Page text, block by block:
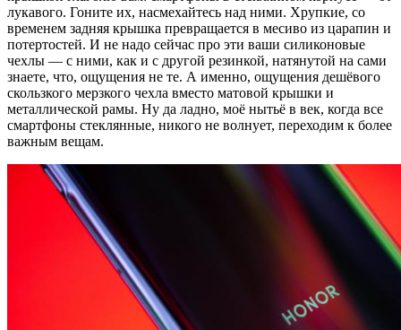
лукавого. Гоните их, насмехайтесь над ними. Хрупкие, со
временем задняя крышка превращается в месиво из царапин и
потертостей. И не надо сейчас про эти ваши силиконовые
чехлы — с ними, как и с другой резинкой, натянутой на сами
знаете, что, ощущения не те. А именно, ощущения дешёвого
скользкого мерзкого чехла вместо матовой крышки и
металлической рамы. Ну да ладно, моё нытьё в век, когда все
смартфоны стеклянные, никого не волнует, переходим к более
важным вещам.